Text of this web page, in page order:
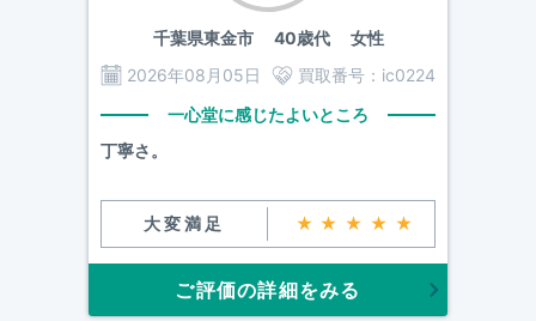
千葉県東金市40歳代 女性
2026年08月05日
買取番号： ic0224
一心堂に感じたよいところ
丁寧さ。
大変満足 ★★★★★
ご評価の詳細をみる